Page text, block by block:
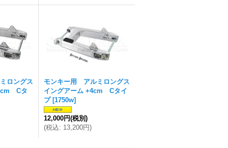
ロングス
Cタ
モンキー用 アルミロングス
イングアーム +4cm Cタイ
プ [1750w]
12,000円(税別)
(税込: 13,200円)